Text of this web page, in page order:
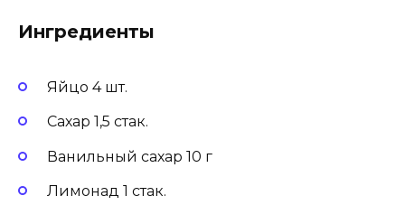
Ингредиенты
Яйцо 4 шт.
Сахар 1,5 стак.
Ванильный сахар 10 г
Лимонад 1 стак.